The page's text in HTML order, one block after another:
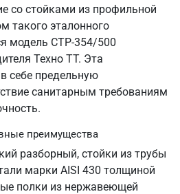
со стойками из профильной
такого эталонного
модель СТР-354/500
Техно ТТ. Эта
себе предельную
санитарным требованиям
преимущества
разборный, стойки из трубы
марки AISI 430 толщиной
полки из нержавеющей